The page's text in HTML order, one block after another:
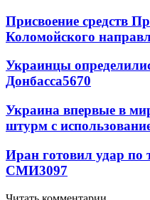
Присвоение средств
Коломойского
Украинцы
Донбасса5670
Украина впервые в
штурм с
Иран готовил удар по
СМИ3097